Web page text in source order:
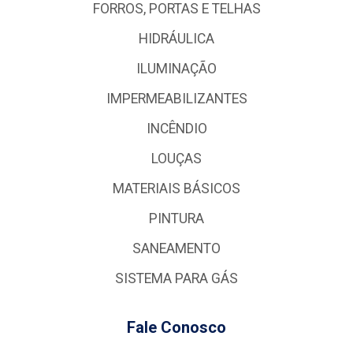
FORROS, PORTAS E TELHAS
HIDRÁULICA
ILUMINAÇÃO
IMPERMEABILIZANTES
INCÊNDIO
LOUÇAS
MATERIAIS BÁSICOS
PINTURA
SANEAMENTO
SISTEMA PARA GÁS
Fale Conosco